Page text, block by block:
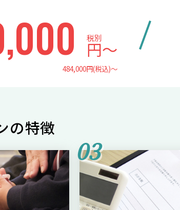
税別
円〜
484,000円(税込)〜
の特徴